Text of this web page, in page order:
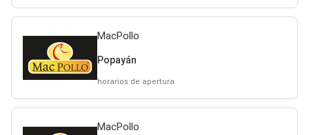
MacPollo
Popayán
horarios de apertura
MacPollo